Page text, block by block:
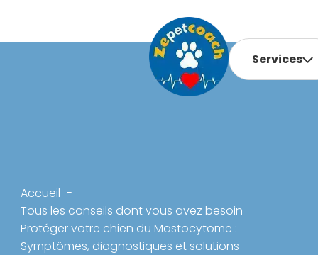
Services
Accueil
Tous les conseils dont vous avez besoin
Protéger votre chien du Mastocytome :
Symptômes, diagnostiques et solutions